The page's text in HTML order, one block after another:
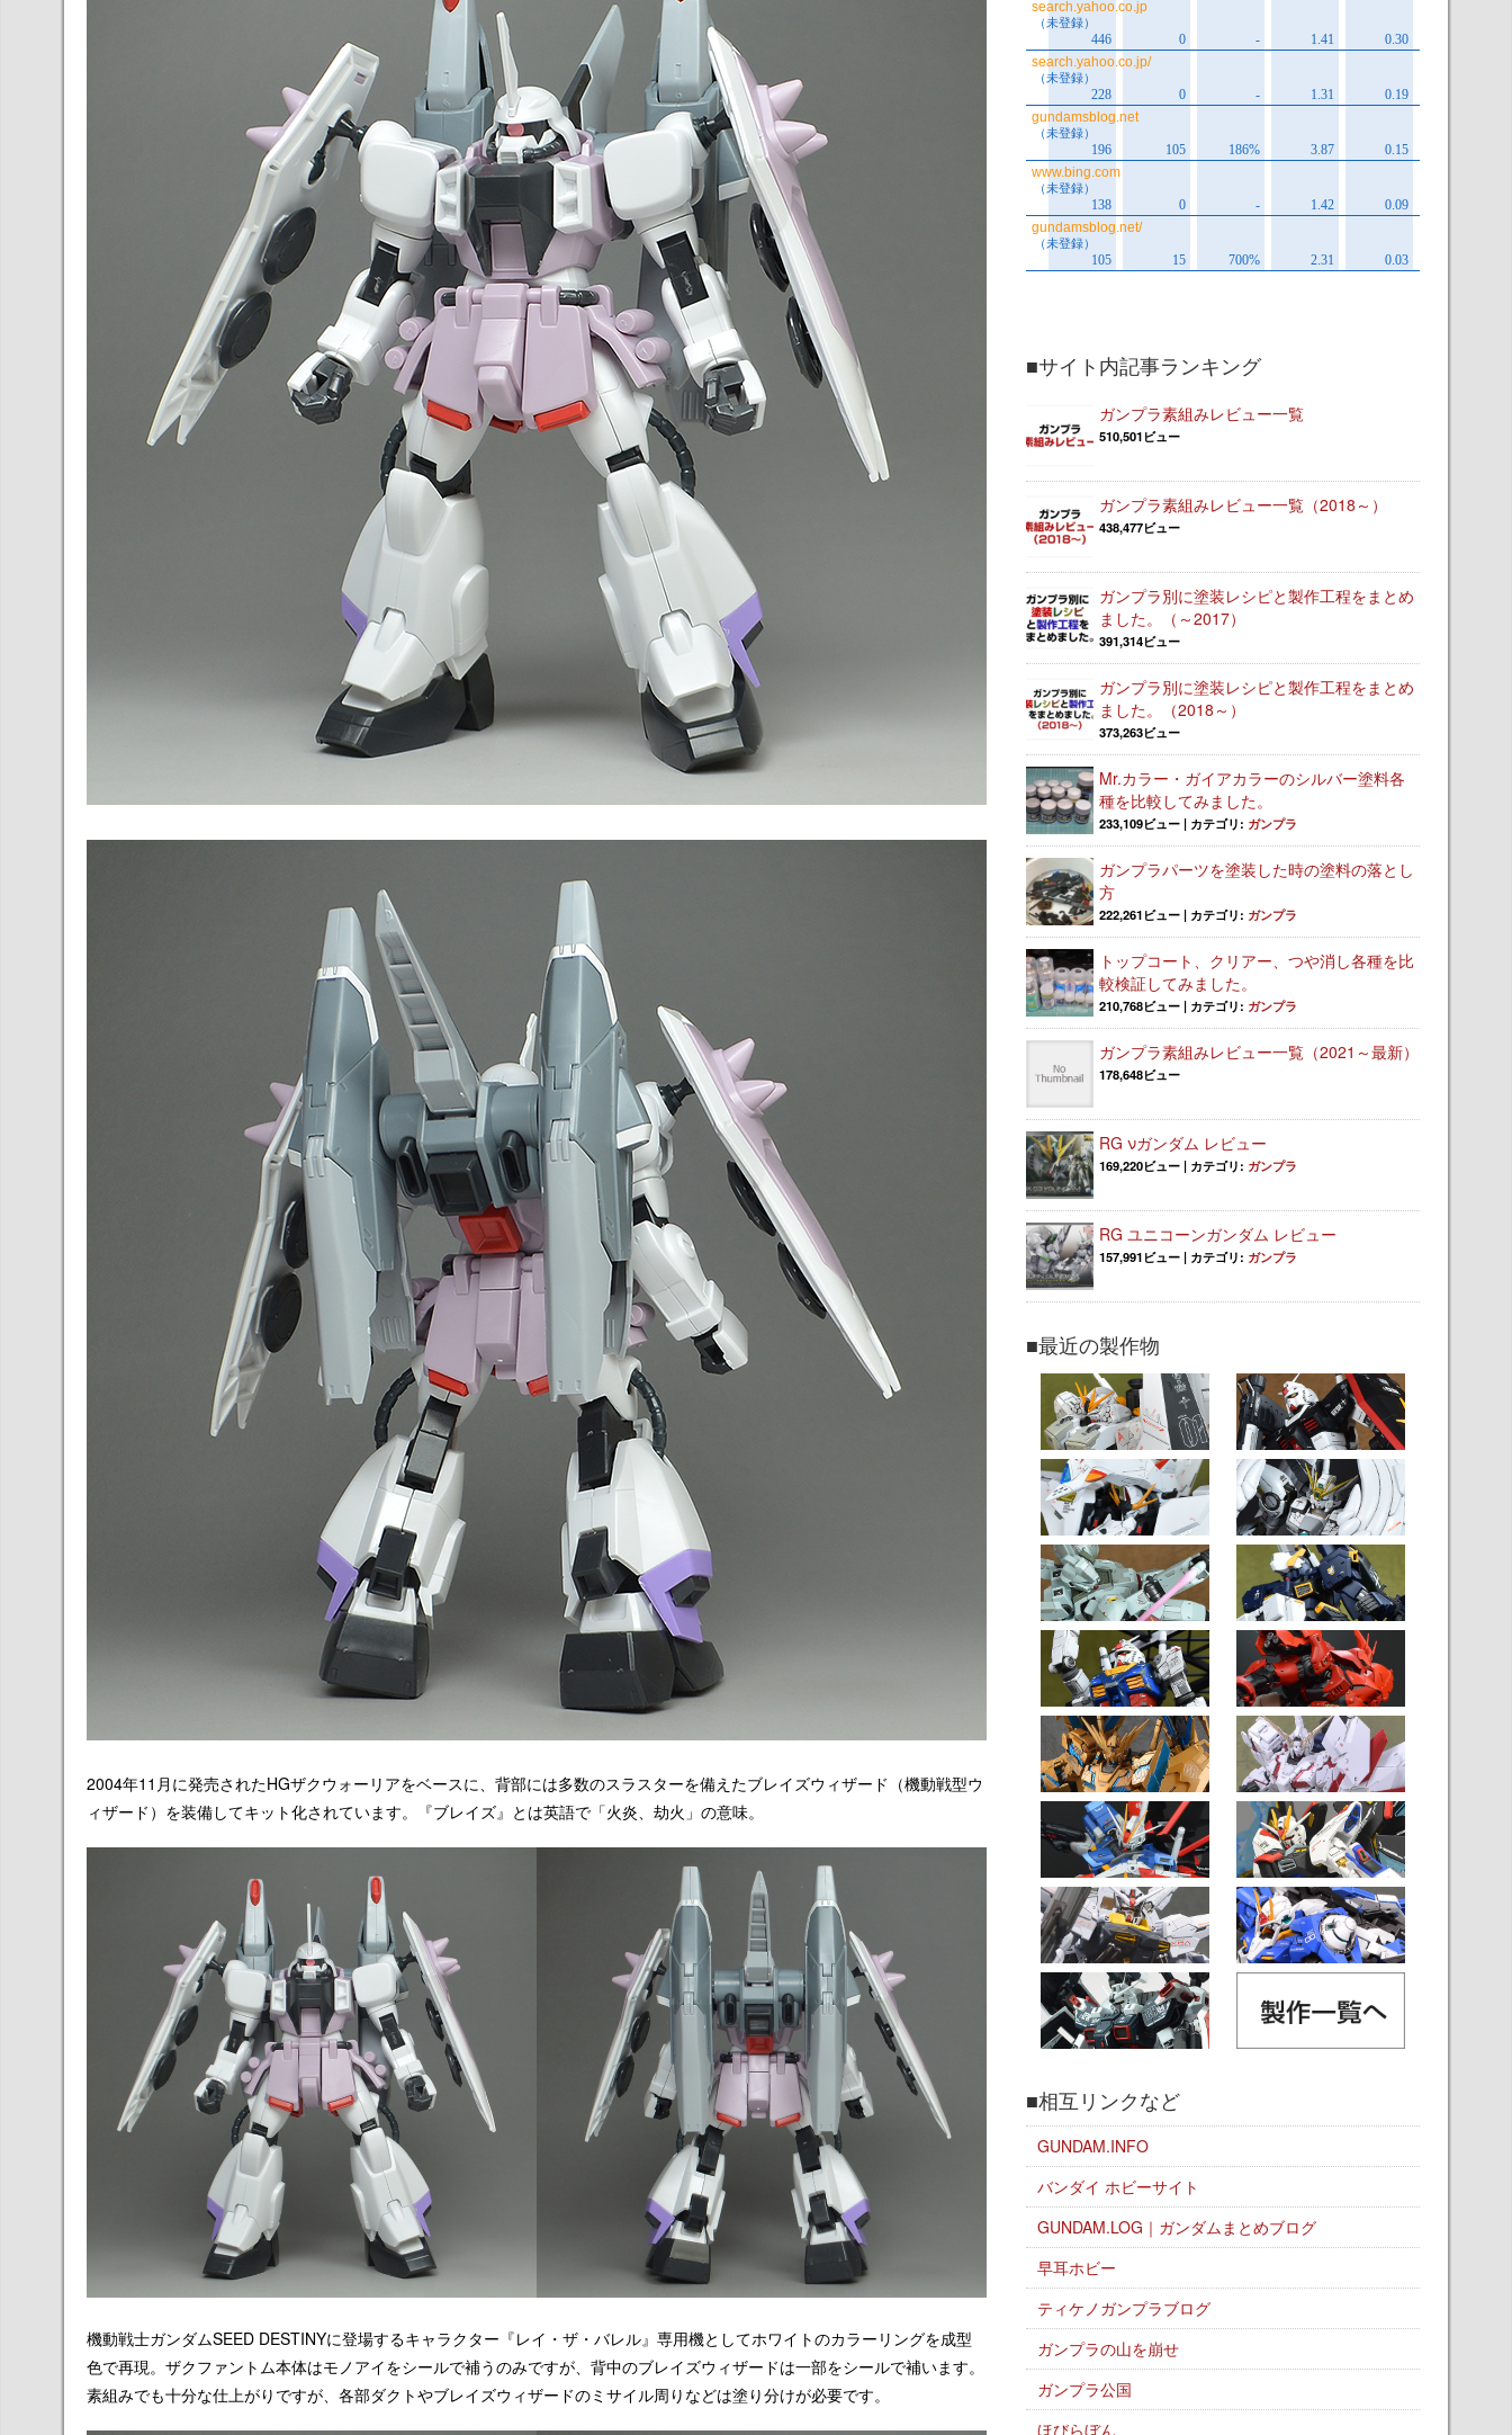
2004年11月に発売されたHGザクウォーリアをベースに、背部には多数のスラスターを備えたブレイズウィザード（機動戦型ウ
ィザード）を装備してキット化されています。『ブレイズ』とは英語で「火炎、劫火」の意味。
機動戦士ガンダムSEED DESTINYに登場するキャラクター『レイ・ザ・バレル』専用機としてホワイトのカラーリングを成型
色で再現。ザクファントム本体はモノアイをシールで補うのみですが、背中のブレイズウィザードは一部をシールで補います。
素組みでも十分な仕上がりですが、各部ダクトやブレイズウィザードのミサイル周りなどは塗り分けが必要です。
■サイト内記事ランキング
ガンプラ素組みレビュー一覧
510,501ビュー
ガンプラ素組みレビュー一覧（2018～）
438,477ビュー
ガンプラ別に塗装レシピと製作工程をまとめ
ました。（～2017）
391,314ビュー
ガンプラ別に塗装レシピと製作工程をまとめ
ました。（2018～）
373,263ビュー
Mr.カラー・ガイアカラーのシルバー塗料各
種を比較してみました。
233,109ビュー | カテゴリ: ガンプラ
ガンプラパーツを塗装した時の塗料の落とし
方
222,261ビュー | カテゴリ: ガンプラ
トップコート、クリアー、つや消し各種を比
較検証してみました。
210,768ビュー | カテゴリ: ガンプラ
ガンプラ素組みレビュー一覧（2021～最新）
178,648ビュー
RG νガンダム レビュー
169,220ビュー | カテゴリ: ガンプラ
RG ユニコーンガンダム レビュー
157,991ビュー | カテゴリ: ガンプラ
■最近の製作物
■相互リンクなど
GUNDAM.INFO
バンダイ ホビーサイト
GUNDAM.LOG｜ガンダムまとめブログ
早耳ホビー
ティケノガンプラブログ
ガンプラの山を崩せ
ガンプラ公国
ほびらぼん